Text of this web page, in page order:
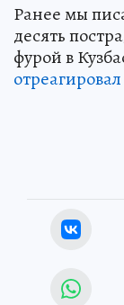
Ранее мы
десять
фурой в